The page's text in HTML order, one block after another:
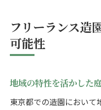
フリーランス造
可能性
地域の特性を活かした
東京都での造園において